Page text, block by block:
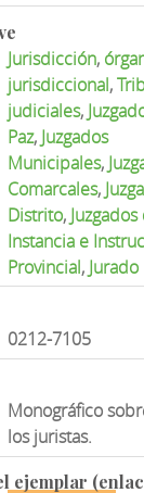
Jurisdicción,
jurisdiccional,
judiciales,
Paz, Juzgados
Municipales,
Comarcales,
Distrito,
Instancia e
Provincial, Jurado
0212-7105
Monográfico
los juristas.
ejemplar